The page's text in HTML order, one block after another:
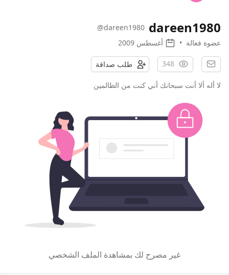
dareen1980
@dareen1980
عضوة فعالة • أغسطس 2009
348 طلب صداقة
لا أله ألا أنت سبحانك أني كنت من الظالمين
غير مصرح لك بمشاهدة الملف الشخصي